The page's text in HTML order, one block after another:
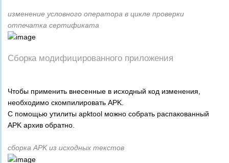
изменение условного оператора в цикле проверки
отпечатка сертификата
Сборка модифицированного приложения
Чтобы применить внесенные в исходный код изменения,
необходимо скомпилировать APK.
С помощью утилиты apktool можно собрать распакованный
APK архив обратно.
сборка APK из исходных текстов